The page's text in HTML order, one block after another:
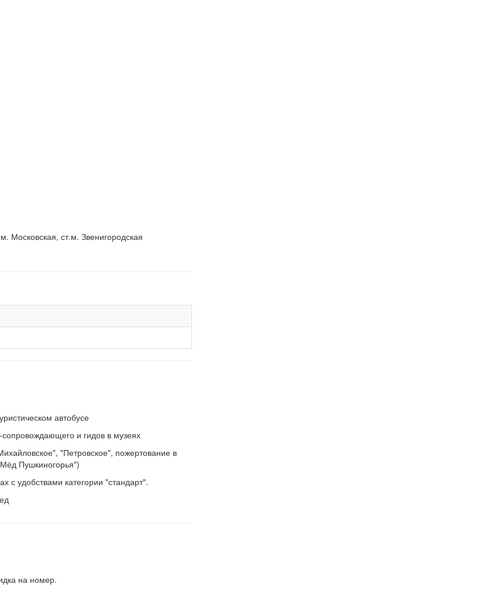
Московская, ст.м. Звенигородская
автобусе
и гидов в музеях
"Петровское", пожертование в
Пушкиногорья")
с удобствами категории "стандарт".
на номер.